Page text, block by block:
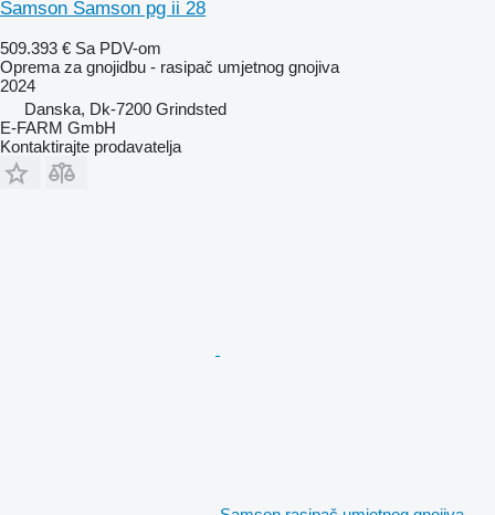
Samson Samson pg ii 28
509.393 € Sa PDV-om
Oprema za gnojidbu - rasipač umjetnog gnojiva
2024
Danska, Dk-7200 Grindsted
E-FARM GmbH
Kontaktirajte prodavatelja